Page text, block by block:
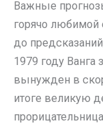
Важные
горячо любимой
до
1979 году Ванга
вынужден в
итоге великую